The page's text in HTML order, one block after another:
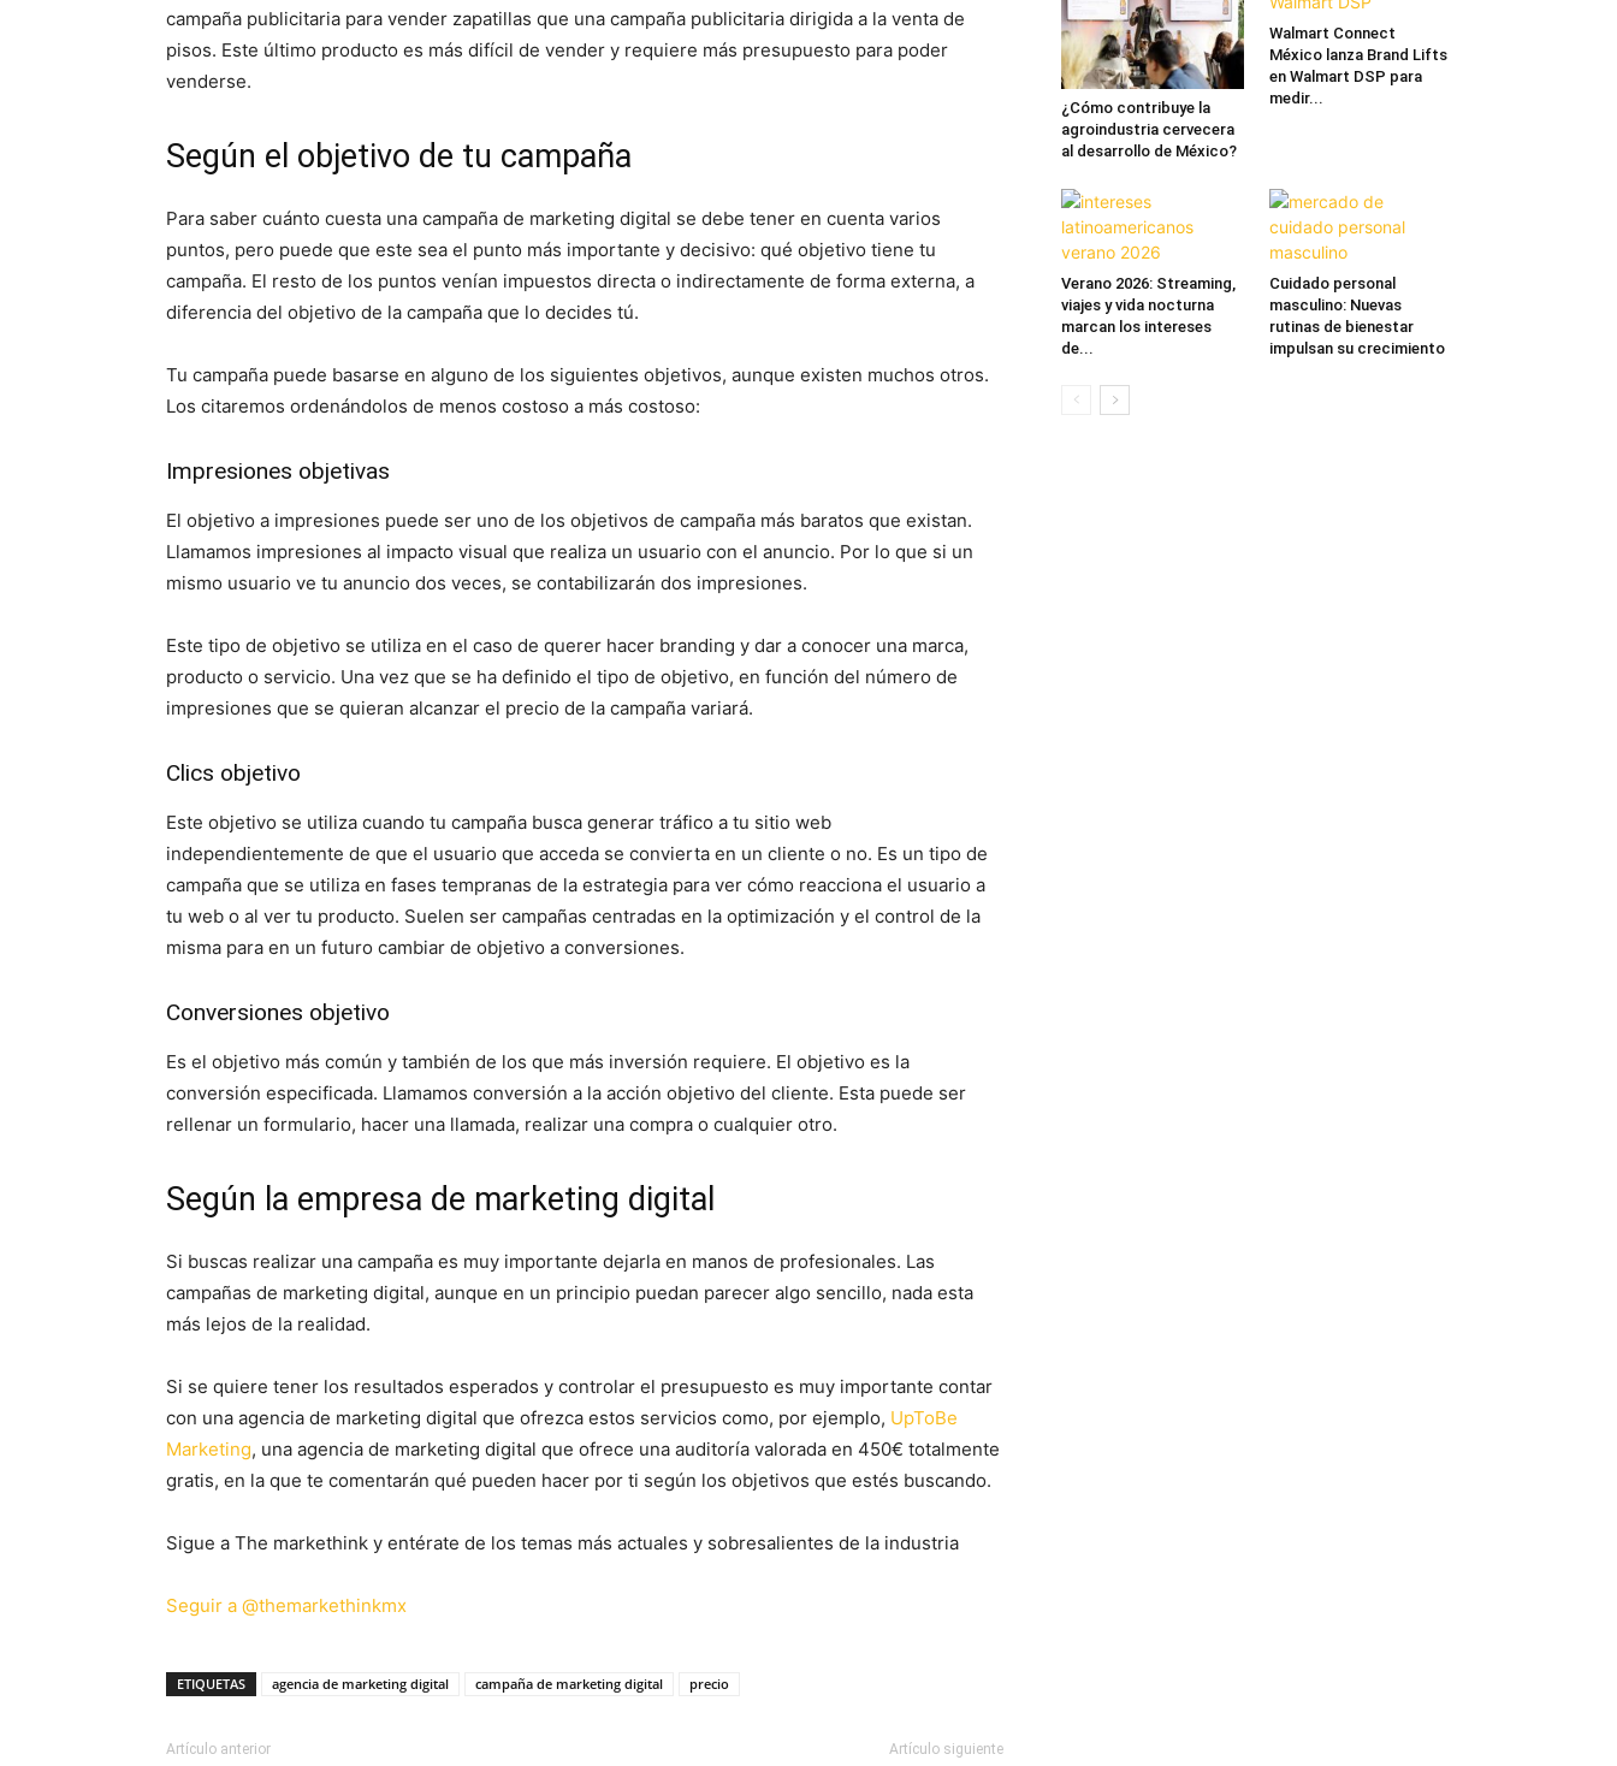
campaña publicitaria para vender zapatillas que una campaña publicitaria dirigida a la venta de
pisos. Este último producto es más difícil de vender y requiere más presupuesto para poder
venderse.
Según el objetivo de tu campaña
Para saber cuánto cuesta una campaña de marketing digital se debe tener en cuenta varios
puntos, pero puede que este sea el punto más importante y decisivo: qué objetivo tiene tu
campaña. El resto de los puntos venían impuestos directa o indirectamente de forma externa, a
diferencia del objetivo de la campaña que lo decides tú.
Tu campaña puede basarse en alguno de los siguientes objetivos, aunque existen muchos otros.
Los citaremos ordenándolos de menos costoso a más costoso:
Impresiones objetivas
El objetivo a impresiones puede ser uno de los objetivos de campaña más baratos que existan.
Llamamos impresiones al impacto visual que realiza un usuario con el anuncio. Por lo que si un
mismo usuario ve tu anuncio dos veces, se contabilizarán dos impresiones.
Este tipo de objetivo se utiliza en el caso de querer hacer branding y dar a conocer una marca,
producto o servicio. Una vez que se ha definido el tipo de objetivo, en función del número de
impresiones que se quieran alcanzar el precio de la campaña variará.
Clics objetivo
Este objetivo se utiliza cuando tu campaña busca generar tráfico a tu sitio web
independientemente de que el usuario que acceda se convierta en un cliente o no. Es un tipo de
campaña que se utiliza en fases tempranas de la estrategia para ver cómo reacciona el usuario a
tu web o al ver tu producto. Suelen ser campañas centradas en la optimización y el control de la
misma para en un futuro cambiar de objetivo a conversiones.
Conversiones objetivo
Es el objetivo más común y también de los que más inversión requiere. El objetivo es la
conversión especificada. Llamamos conversión a la acción objetivo del cliente. Esta puede ser
rellenar un formulario, hacer una llamada, realizar una compra o cualquier otro.
Según la empresa de marketing digital
Si buscas realizar una campaña es muy importante dejarla en manos de profesionales. Las
campañas de marketing digital, aunque en un principio puedan parecer algo sencillo, nada esta
más lejos de la realidad.
Si se quiere tener los resultados esperados y controlar el presupuesto es muy importante contar
con una agencia de marketing digital que ofrezca estos servicios como, por ejemplo, UpToBe
Marketing, una agencia de marketing digital que ofrece una auditoría valorada en 450€ totalmente
gratis, en la que te comentarán qué pueden hacer por ti según los objetivos que estés buscando.
Sigue a The markethink y entérate de los temas más actuales y sobresalientes de la industria
Seguir a @themarkethinkmx
ETIQUETAS agencia de marketing digital campaña de marketing digital precio
Artículo anterior Artículo siguiente
¿Cómo contribuye la
agroindustria cervecera
al desarrollo de México?
Walmart Connect
México lanza Brand Lifts
en Walmart DSP para
medir...
Verano 2026: Streaming,
viajes y vida nocturna
marcan los intereses
de...
Cuidado personal
masculino: Nuevas
rutinas de bienestar
impulsan su crecimiento